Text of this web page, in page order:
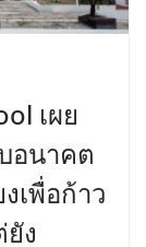
เผย
อนาคต
เพื่อก้าว
ง